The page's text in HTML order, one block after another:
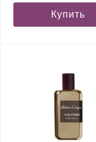
Купить